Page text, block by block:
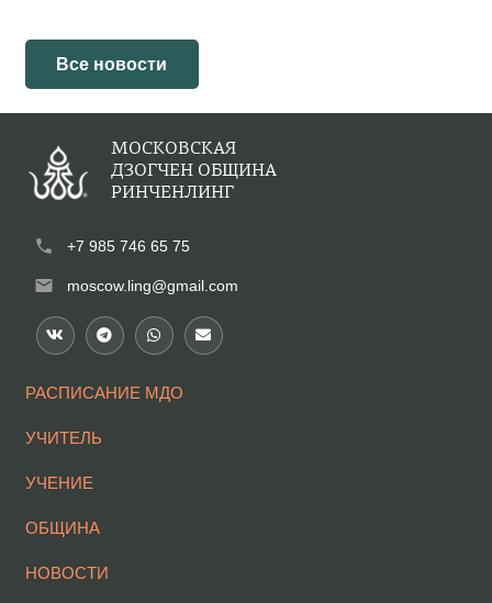
Все новости
МОСКОВСКАЯ
ДЗОГЧЕН ОБЩИНА
РИНЧЕНЛИНГ
phone +7 985 746 65 75
mail moscow.ling@gmail.com
РАСПИСАНИЕ МДО
УЧИТЕЛЬ
УЧЕНИЕ
ОБЩИНА
НОВОСТИ